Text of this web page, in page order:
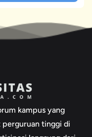
kampus yang
tinggi di